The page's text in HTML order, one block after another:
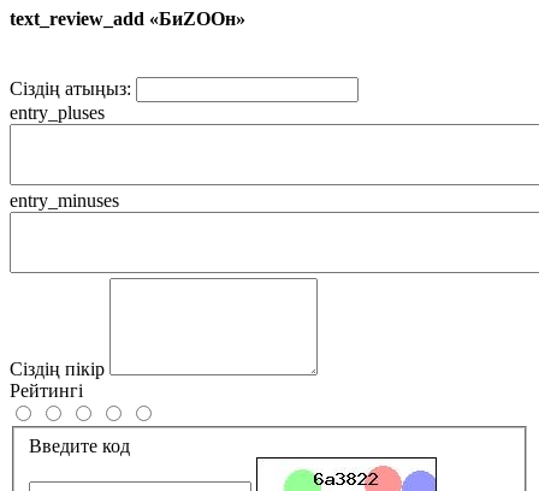
text_review_add «БиZOOн»
Сіздің атыңыз:
entry_pluses
entry_minuses
Сіздің пікір
Рейтингі
Введите код